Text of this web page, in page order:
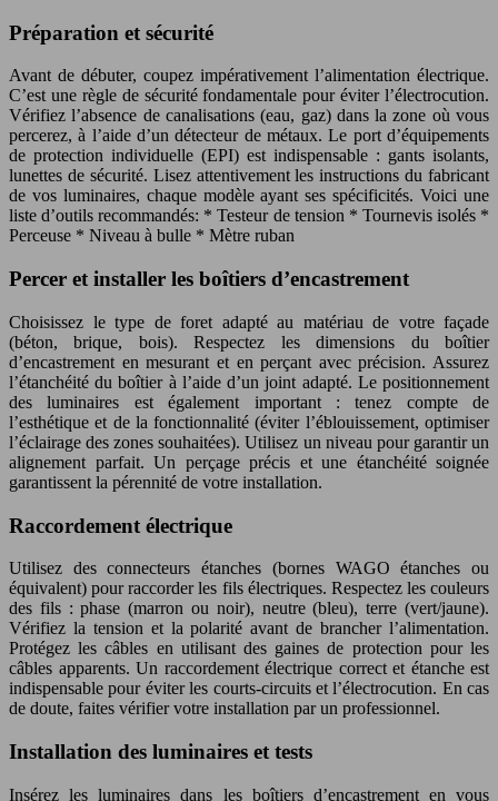
Préparation et sécurité
Avant de débuter, coupez impérativement l’alimentation électrique.
C’est une règle de sécurité fondamentale pour éviter l’électrocution.
Vérifiez l’absence de canalisations (eau, gaz) dans la zone où vous
percerez, à l’aide d’un détecteur de métaux. Le port d’équipements
de protection individuelle (EPI) est indispensable : gants isolants,
lunettes de sécurité. Lisez attentivement les instructions du fabricant
de vos luminaires, chaque modèle ayant ses spécificités. Voici une
liste d’outils recommandés: * Testeur de tension * Tournevis isolés *
Perceuse * Niveau à bulle * Mètre ruban
Percer et installer les boîtiers d’encastrement
Choisissez le type de foret adapté au matériau de votre façade
(béton, brique, bois). Respectez les dimensions du boîtier
d’encastrement en mesurant et en perçant avec précision. Assurez
l’étanchéité du boîtier à l’aide d’un joint adapté. Le positionnement
des luminaires est également important : tenez compte de
l’esthétique et de la fonctionnalité (éviter l’éblouissement, optimiser
l’éclairage des zones souhaitées). Utilisez un niveau pour garantir un
alignement parfait. Un perçage précis et une étanchéité soignée
garantissent la pérennité de votre installation.
Raccordement électrique
Utilisez des connecteurs étanches (bornes WAGO étanches ou
équivalent) pour raccorder les fils électriques. Respectez les couleurs
des fils : phase (marron ou noir), neutre (bleu), terre (vert/jaune).
Vérifiez la tension et la polarité avant de brancher l’alimentation.
Protégez les câbles en utilisant des gaines de protection pour les
câbles apparents. Un raccordement électrique correct et étanche est
indispensable pour éviter les courts-circuits et l’électrocution. En cas
de doute, faites vérifier votre installation par un professionnel.
Installation des luminaires et tests
Insérez les luminaires dans les boîtiers d’encastrement en vous